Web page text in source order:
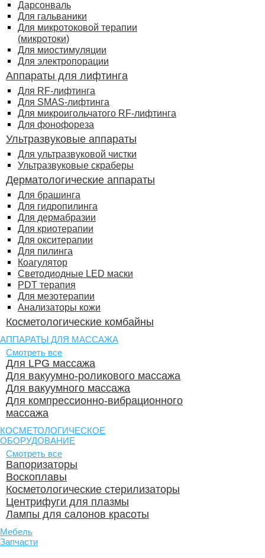
Дарсонваль
Для гальваники
Для микротоковой терапии
(микротоки)
Для миостимуляции
Для электропорации
Аппараты для лифтинга
Для RF-лифтинга
Для SMAS-лифтинга
Для микроигольчатого RF-лифтинга
Для фонофореза
Ультразвуковые аппараты
Для ультразвуковой чистки
Ультразвуковые скраберы
Дерматологические аппараты
Для брашинга
Для гидропилинга
Для дермабразии
Для криотерапии
Для окситерапии
Для пилинга
Коагулятор
Светодиодные LED маски
PDT терапия
Для мезотерапии
Анализаторы кожи
Косметологические комбайны
АППАРАТЫ ДЛЯ МАССАЖА
Смотреть все
Для LPG массажа
Для вакуумно-роликового массажа
Для вакуумного массажа
Для компрессионно-вибрационного
массажа
КОСМЕТОЛОГИЧЕСКОЕ
ОБОРУДОВАНИЕ
Смотреть все
Вапоризаторы
Воскоплавы
Косметологические стерилизаторы
Центрифуги для плазмы
Лампы для салонов красоты
Мебель
Запчасти